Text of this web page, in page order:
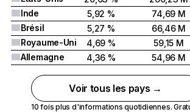
Inde
5,92 %
74,69 M
Brésil
5,27 %
66,46 M
Royaume-Uni
4,69 %
59,15 M
Allemagne
4,36 % 54,96 M
Voir tous les pays →
10 fois plus d'informations quotidiennes.